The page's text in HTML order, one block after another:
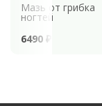
Мазь от грибка
ногтей
6490 ₽